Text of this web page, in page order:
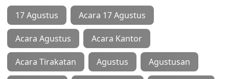
17 Agustus Acara 17 Agustus
Acara Agustus Acara Kantor
Acara Tirakatan Agustus Agustusan